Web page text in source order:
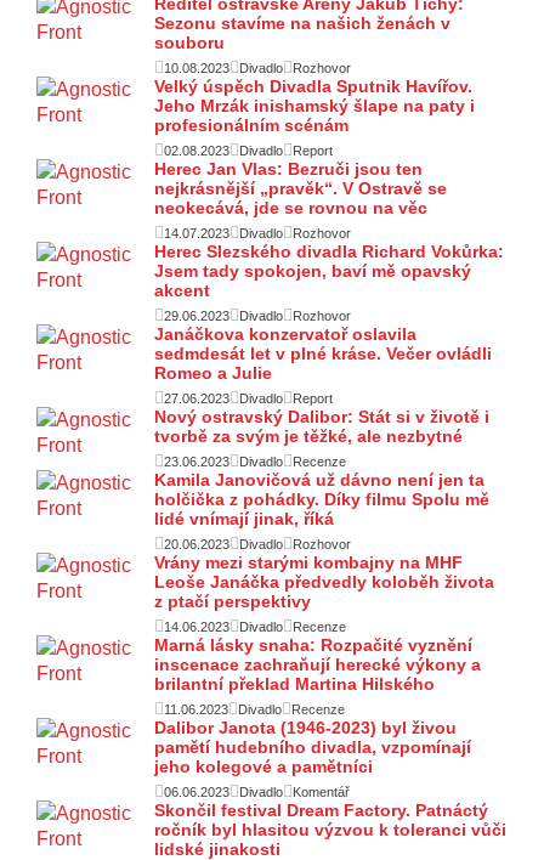
Sezonu stavíme na našich ženách v
souboru
10.08.2023 Divadlo Rozhovor
Velký úspěch Divadla Sputnik Havířov.
Jeho Mrzák inishamský šlape na paty i
profesionálním scénám
02.08.2023 Divadlo Report
Herec Jan Vlas: Bezruči jsou ten
nejkrásnější „pravěk“. V Ostravě se
neokecává, jde se rovnou na věc
14.07.2023 Divadlo Rozhovor
Herec Slezského divadla Richard Vokůrka:
Jsem tady spokojen, baví mě opavský
akcent
29.06.2023 Divadlo Rozhovor
Janáčkova konzervatoř oslavila
sedmdesát let v plné kráse. Večer ovládli
Romeo a Julie
27.06.2023 Divadlo Report
Nový ostravský Dalibor: Stát si v životě i
tvorbě za svým je těžké, ale nezbytné
23.06.2023 Divadlo Recenze
Kamila Janovičová už dávno není jen ta
holčička z pohádky. Díky filmu Spolu mě
lidé vnímají jinak, říká
20.06.2023 Divadlo Rozhovor
Vrány mezi starými kombajny na MHF
Leoše Janáčka předvedly koloběh života
z ptačí perspektivy
14.06.2023 Divadlo Recenze
Marná lásky snaha: Rozpačité vyznění
inscenace zachraňují herecké výkony a
brilantní překlad Martina Hilského
11.06.2023 Divadlo Recenze
Dalibor Janota (1946-2023) byl živou
pamětí hudebního divadla, vzpomínají
jeho kolegové a pamětníci
06.06.2023 Divadlo Komentář
Skončil festival Dream Factory. Patnáctý
ročník byl hlasitou výzvou k toleranci vůči
lidské jinakosti